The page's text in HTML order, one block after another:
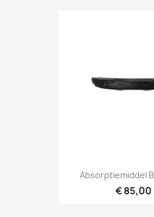
Absorptiemiddel
€ 85,00